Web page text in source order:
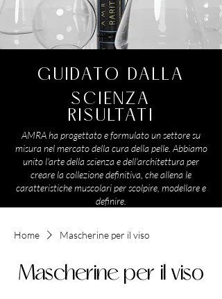
RISULTATI
GUIDATO DALLA
SCIENZA
AMRA ha progettato e formulato un settore su
misura nel mercato della cura della pelle. Abbiamo
unito l'arte della scienza e dell'architettura per
creare la collezione definitiva, che allena le
caratteristiche muscolari per scolpire, modellare e
definire.
Home Mascherine per il viso
Mascherine per il viso